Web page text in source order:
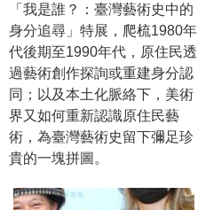
務
白
皮
書
政
府
公
資
「我是誰？：臺灣藝術史中的
身分追尋」特展，爬梳1980年
代後期至1990年代，原住民透
過藝術創作探詢或重建身分認
同；以及本土化脈絡下，美術
界又如何重新認識原住民藝
術，為臺灣藝術史留下彌足珍
貴的一塊拼圖。